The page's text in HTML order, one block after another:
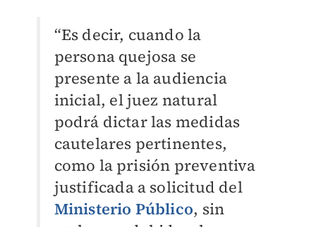
“Es decir, cuando la
persona quejosa se
presente a la audiencia
inicial, el juez natural
podrá dictar las medidas
cautelares pertinentes,
como la prisión preventiva
justificada a solicitud del
Ministerio Público, sin